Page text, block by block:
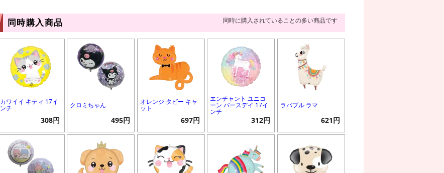
同時購入商品 同時に購入されていることの多い商品です
カワイイ キティ 17イ
ンチ
308円
クロミちゃん
495円
オレンジ タビー キャ
ット
697円
エンチャント ユニコ
ーン バースデイ 17イ
ンチ
312円
ラバブル ラマ
621円